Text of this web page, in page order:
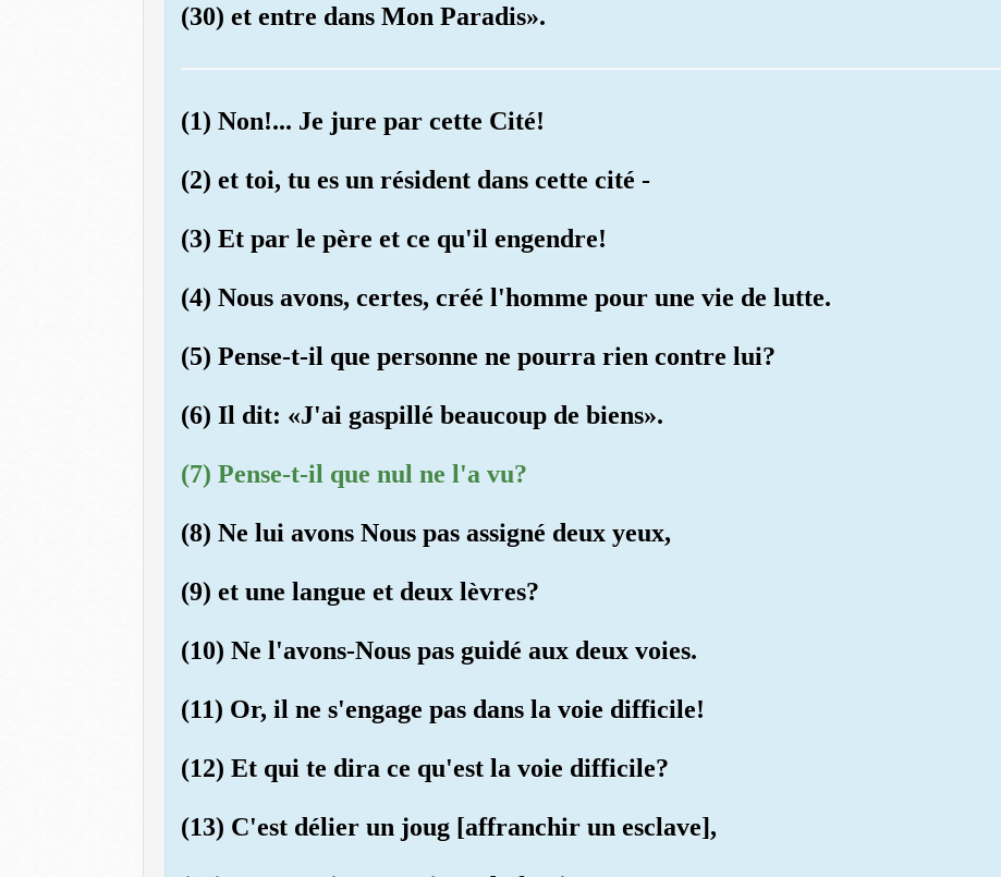
(30) et entre dans Mon Paradis».
(1) Non!... Je jure par cette Cité!
(2) et toi, tu es un résident dans cette cité -
(3) Et par le père et ce qu'il engendre!
(4) Nous avons, certes, créé l'homme pour une vie de lutte.
(5) Pense-t-il que personne ne pourra rien contre lui?
(6) Il dit: «J'ai gaspillé beaucoup de biens».
(7) Pense-t-il que nul ne l'a vu?
(8) Ne lui avons Nous pas assigné deux yeux,
(9) et une langue et deux lèvres?
(10) Ne l'avons-Nous pas guidé aux deux voies.
(11) Or, il ne s'engage pas dans la voie difficile!
(12) Et qui te dira ce qu'est la voie difficile?
(13) C'est délier un joug [affranchir un esclave],